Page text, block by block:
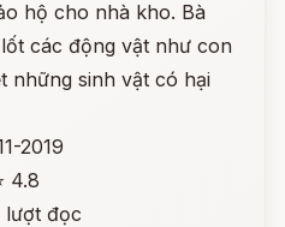
hộ cho nhà kho. Bà
các động vật như con
những sinh vật có hại
2019
4.8
lượt đọc